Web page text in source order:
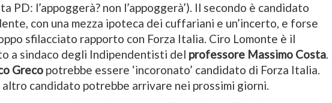
PD: l’appoggerà? non l’appoggerà’). Il secondo è candidato
con una mezza ipoteca dei cuffariani e un’incerto, e forse
sfilacciato rapporto con Forza Italia. Ciro Lomonte è il
a sindaco degli Indipendentisti del professore Massimo Costa.
Greco potrebbe essere ‘incoronato’ candidato di Forza Italia.
altro candidato potrebbe arrivare nei prossimi giorni.